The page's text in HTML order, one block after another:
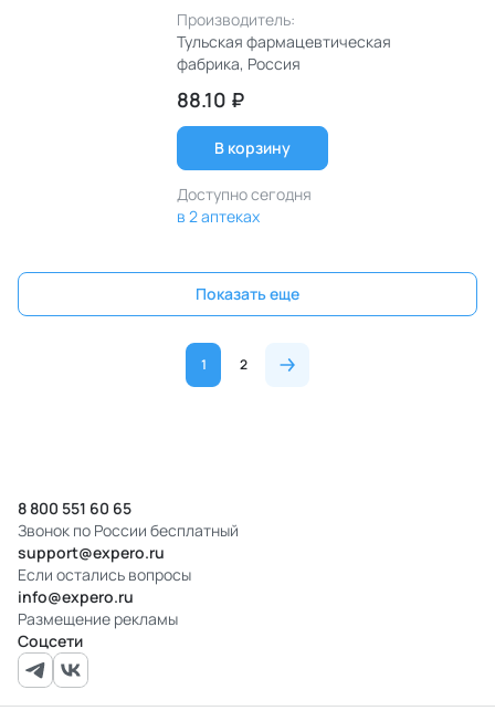
Производитель:
Тульская фармацевтическая
фабрика, Россия
88.10 ₽
В корзину
Доступно сегодня
в 2 аптеках
Показать еще
1 2
8 800 551 60 65
Звонок по России бесплатный
support@expero.ru
Если остались вопросы
info@expero.ru
Размещение рекламы
Соцсети